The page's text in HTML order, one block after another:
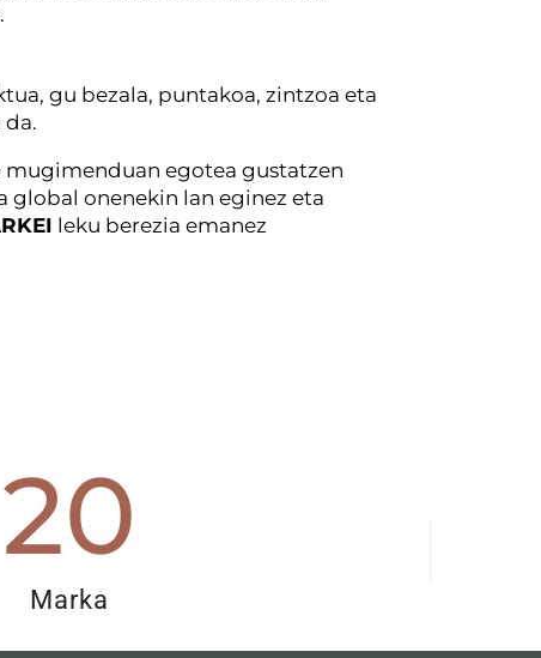
gu bezala, puntakoa, zintzoa eta
mugimenduan egotea gustatzen
global onenekin lan eginez eta
leku berezia emanez
20
Marka